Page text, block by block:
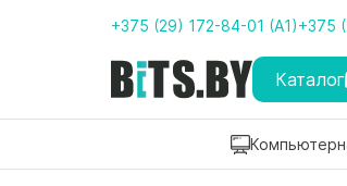
+375 (29) 172-84-01 (A1)+375
Каталог